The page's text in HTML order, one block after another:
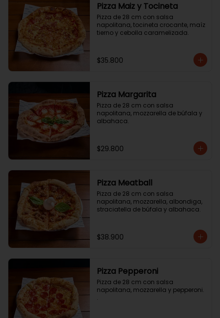
Pizza Maiz y Tocineta
Pizza de 28 cm con salsa
napolitana, tocineta crocante, maíz
tierno y cebolla caramelizada.
$35.800
Pizza Margarita
Pizza de 28 cm con salsa
napolitana, mozzarella de búfala y
albahaca.
$29.800
Pizza Meatball
Pizza de 28 cm con salsa
napolitana, mozzarella, albondiga,
straciatella de búfala y albahaca.
$38.900
Pizza Pepperoni
Pizza de 28 cm con salsa
napolitana, mozzarella y pepperoni.
.